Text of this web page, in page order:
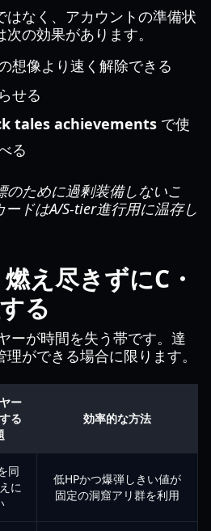
はなく、アカウントの準備状
の効果があります。
想像より速く解除できる
せる
tales achievements で使
る
のために過剰装備しないこ
ドはA/S-tier進行用に温存し
え尽きずにC・
る
ーが時間を失う帯です。達
ができる場合に限ります。
ー
る
効率的な方法
同
に
低HPかつ爆弾しきい値が
固定の洞窟アリ群を利用